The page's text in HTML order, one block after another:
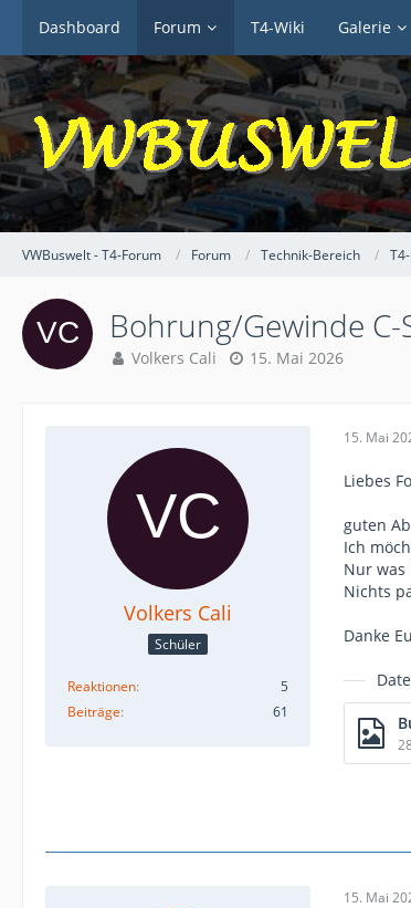
Dashboard Forum T4-Wiki Galerie
VWBuswelt - T4-Forum Forum Technik-Bereich
Bohrung/Gewinde C-
Volkers Cali 15. Mai 2026
Volkers Cali
Schüler
Reaktionen
5
Beiträge
61
15. Mai
Liebes
guten
Ich
Nur was
Nichts
Danke
15. Mai